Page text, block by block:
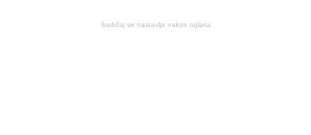
Sadržaj se nastavlja nakon oglasa